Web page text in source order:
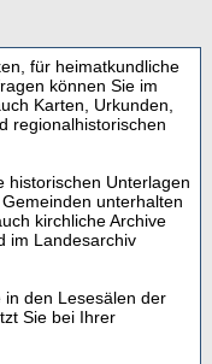
für heimatkundliche
können Sie im
Karten, Urkunden,
regionalhistorischen
historischen Unterlagen
unterhalten
kirchliche Archive
im Landesarchiv
in den Lesesälen der
Sie bei Ihrer